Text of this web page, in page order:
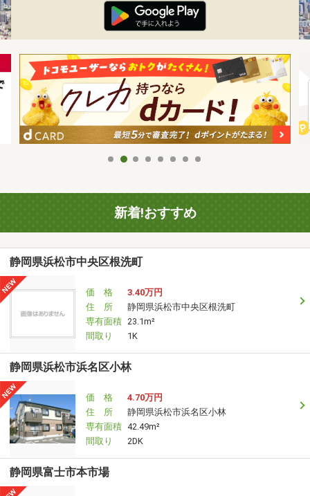
新着!おすすめ
静岡県浜松市中央区根洗町
価 格
3.40万円
住 所
静岡県浜松市中央区根洗町
専有面積 23.1m²
間取り
1K
静岡県浜松市浜名区小林
価 格
4.70万円
住 所
静岡県浜松市浜名区小林
専有面積 42.49m²
間取り
2DK
静岡県富士市本市場